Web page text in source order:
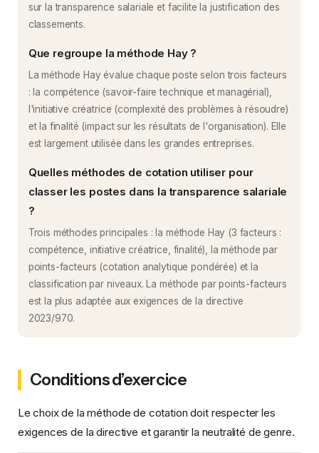
sur la transparence salariale et facilite la justification des
classements.
Que regroupe la méthode Hay ?
La méthode Hay évalue chaque poste selon trois facteurs
: la compétence (savoir-faire technique et managérial),
l'initiative créatrice (complexité des problèmes à résoudre)
et la finalité (impact sur les résultats de l'organisation). Elle
est largement utilisée dans les grandes entreprises.
Quelles méthodes de cotation utiliser pour
classer les postes dans la transparence salariale
?
Trois méthodes principales : la méthode Hay (3 facteurs :
compétence, initiative créatrice, finalité), la méthode par
points-facteurs (cotation analytique pondérée) et la
classification par niveaux. La méthode par points-facteurs
est la plus adaptée aux exigences de la directive
2023/970.
Conditions d’exercice
Le choix de la méthode de cotation doit respecter les
exigences de la directive et garantir la neutralité de genre.